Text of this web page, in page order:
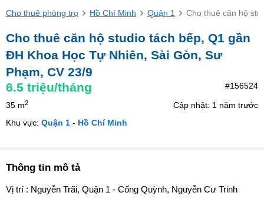
Cho thuê phòng trọ Hồ Chí Minh Quận 1 Cho thuê căn hộ
Cho thuê căn hộ studio tách bếp, Q1 gần
ĐH Khoa Học Tự Nhiên, Sài Gòn, Sư
Phạm, CV 23/9
6.5 triệu/tháng #156524
35 m2
Cập nhật: 1 năm trước
Khu vực: Quận 1 - Hồ Chí Minh
Thông tin mô tả
Vị trí : Nguyễn Trãi, Quận 1 - Cống Quỳnh, Nguyễn Cư Trinh